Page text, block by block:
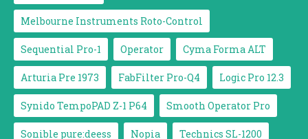
Melbourne Instruments Roto-Control
Sequential Pro-1 Operator Cyma Forma ALT
Arturia Pre 1973 FabFilter Pro-Q4 Logic Pro 12.3
Synido TempoPAD Z-1 P64 Smooth Operator Pro
Sonible pure:deess Nopia Technics SL-1200